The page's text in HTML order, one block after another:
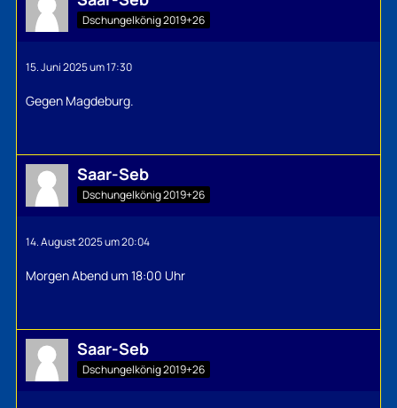
Dschungelkönig 2019+26
15. Juni 2025 um 17:30
Gegen Magdeburg.
Saar-Seb
Dschungelkönig 2019+26
14. August 2025 um 20:04
Morgen Abend um 18:00 Uhr
Saar-Seb
Dschungelkönig 2019+26